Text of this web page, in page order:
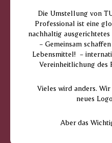
Die Umstellung von
Professional ist eine
nachhaltig
– Gemeinsam
Lebensmittel! –
Vereinheitlichung des
Vieles wird anders. Wir
neues
Aber das